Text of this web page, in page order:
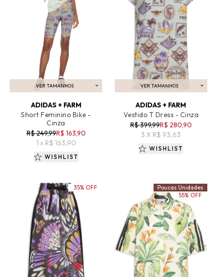
VER TAMANHOS
ADICIONAR AO CARRINHO
ADIDAS + FARM
Short Feminino Bike -
Cinza
R$ 249,99R$ 163,90
1 x R$ 163,90
WISHLIST
VER TAMANHOS
ADICIONAR AO CARRINHO
ADIDAS + FARM
Vestido T Dress - Cinza
R$ 399,99R$ 280,90
3 X R$ 93,63
WISHLIST
35% OFF
Poucas Unidades
55% OFF